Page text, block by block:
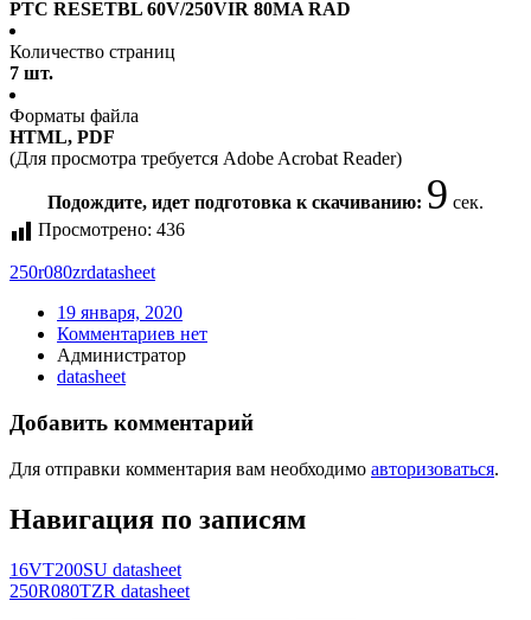
PTC RESETBL 60V/250VIR 80MA RAD
Количество страниц
7 шт.
Форматы файла
HTML, PDF
(Для просмотра требуется Adobe Acrobat Reader)
Подождите, идет подготовка к скачиванию: 9 сек.
Просмотрено: 436
250r080zrdatasheet
19 января, 2020
Комментариев нет
Администратор
datasheet
Добавить комментарий
Для отправки комментария вам необходимо авторизоваться.
Навигация по записям
16VT200SU datasheet
250R080TZR datasheet